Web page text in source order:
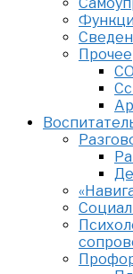
Прочее